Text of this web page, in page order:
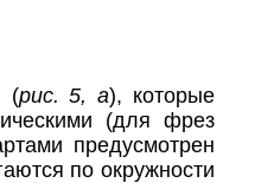
(рис. 5, а), которые
(для фрез
предусмотрен
по окружности